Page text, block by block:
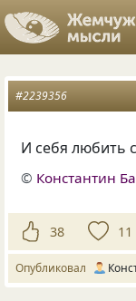
#2239356
И себя любить
© Константин
38 11
Опубликовал